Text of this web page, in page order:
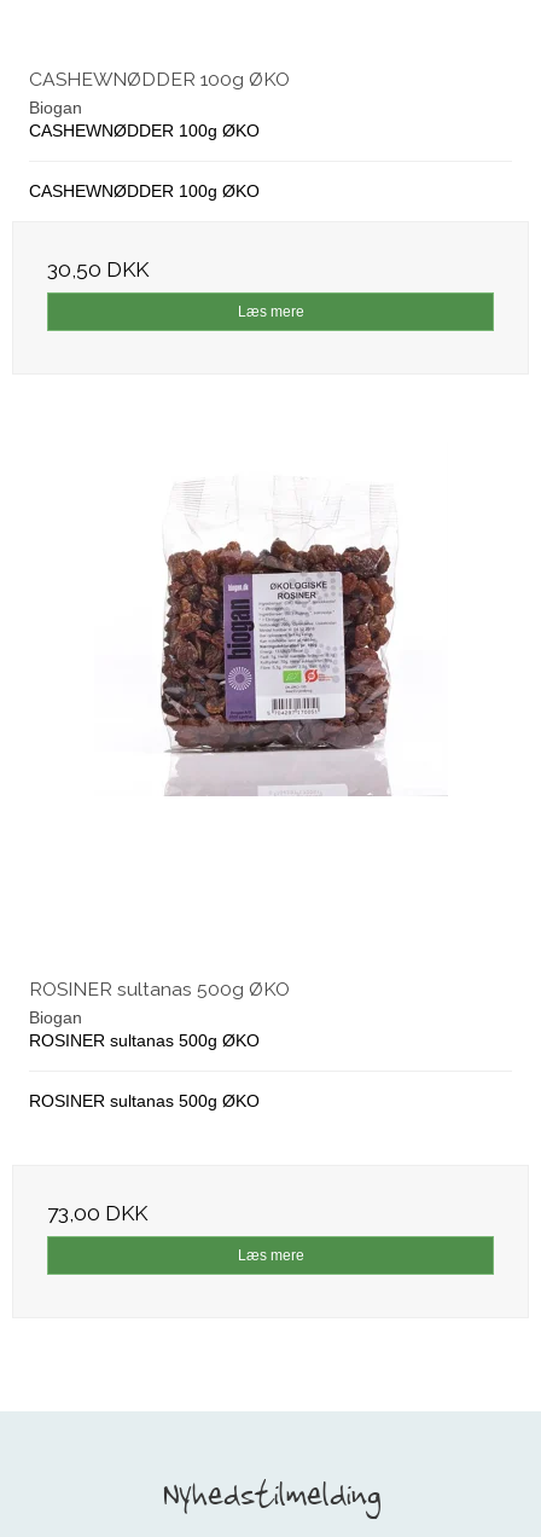
CASHEWNØDDER 100g ØKO
Biogan
CASHEWNØDDER 100g ØKO
CASHEWNØDDER 100g ØKO
30,50 DKK
Læs mere
ROSINER sultanas 500g ØKO
Biogan
ROSINER sultanas 500g ØKO
ROSINER sultanas 500g ØKO
73,00 DKK
Læs mere
Nyhedstilmelding